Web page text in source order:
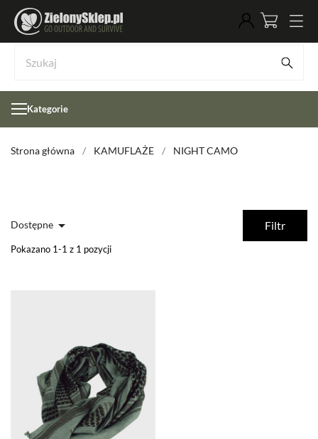
Kategorie
Strona główna KAMUFLAŻE NIGHT CAMO
Dostępne  Filtr
Pokazano 1-1 z 1 pozycji